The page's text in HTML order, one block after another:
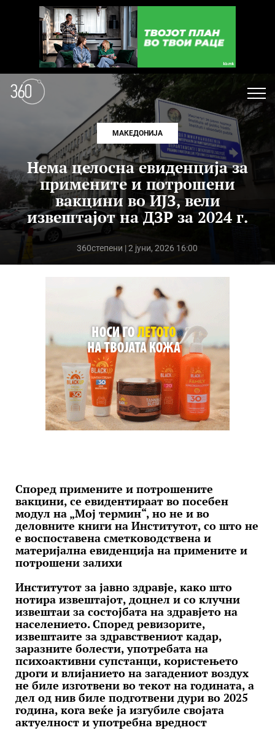
МАКЕДОНИЈА
Нема целосна евиденција за
примените и потрошени
вакцини во ИЈЗ, вели
извештајот на ДЗР за 2024 г.
360степени | 2 јуни, 2026 16:00
Според примените и потрошените
вакцини, се евидентираат во посебен
модул на „Мој термин“, но не и во
деловните книги на Институтот, со што не
е воспоставена сметководствена и
материјална евиденција на примените и
потрошени залихи
Институтот за јавно здравје, како што
нотира извештајот, доцнел и со клучни
извештаи за состојбата на здравјето на
населението. Според ревизорите,
извештаите за здравствениот кадар,
заразните болести, употребата на
психоактивни супстанци, користењето
дроги и влијанието на загадениот воздух
не биле изготвени во текот на годината, а
дел од нив биле подготвени дури во 2025
година, кога веќе ја изгубиле својата
актуелност и употребна вредност